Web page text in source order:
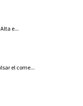
e...
el come...